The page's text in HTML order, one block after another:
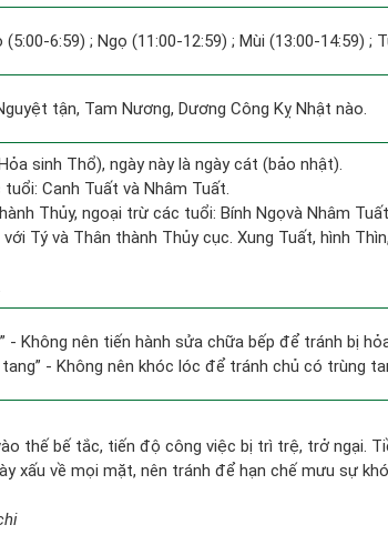
6:59) ; Ngọ (11:00-12:59) ; Mùi (13:00-14:59) ;
tận, Tam Nương, Dương Công Kỵ Nhật nào.
sinh Thổ), ngày này là ngày cát (bảo nhật).
Canh Tuất và Nhâm Tuất.
Thủy, ngoại trừ các tuổi: Bính Ngọvà Nhâm
Tý và Thân thành Thủy cục. Xung Tuất, hình
- Không nên tiến hành sửa chữa bếp để tránh bị
- Không nên khóc lóc để tránh chủ có trùng
thế bế tắc, tiến độ công việc bị trì trệ, trở ngại.
xấu về mọi mặt, nên tránh để hạn chế mưu sự